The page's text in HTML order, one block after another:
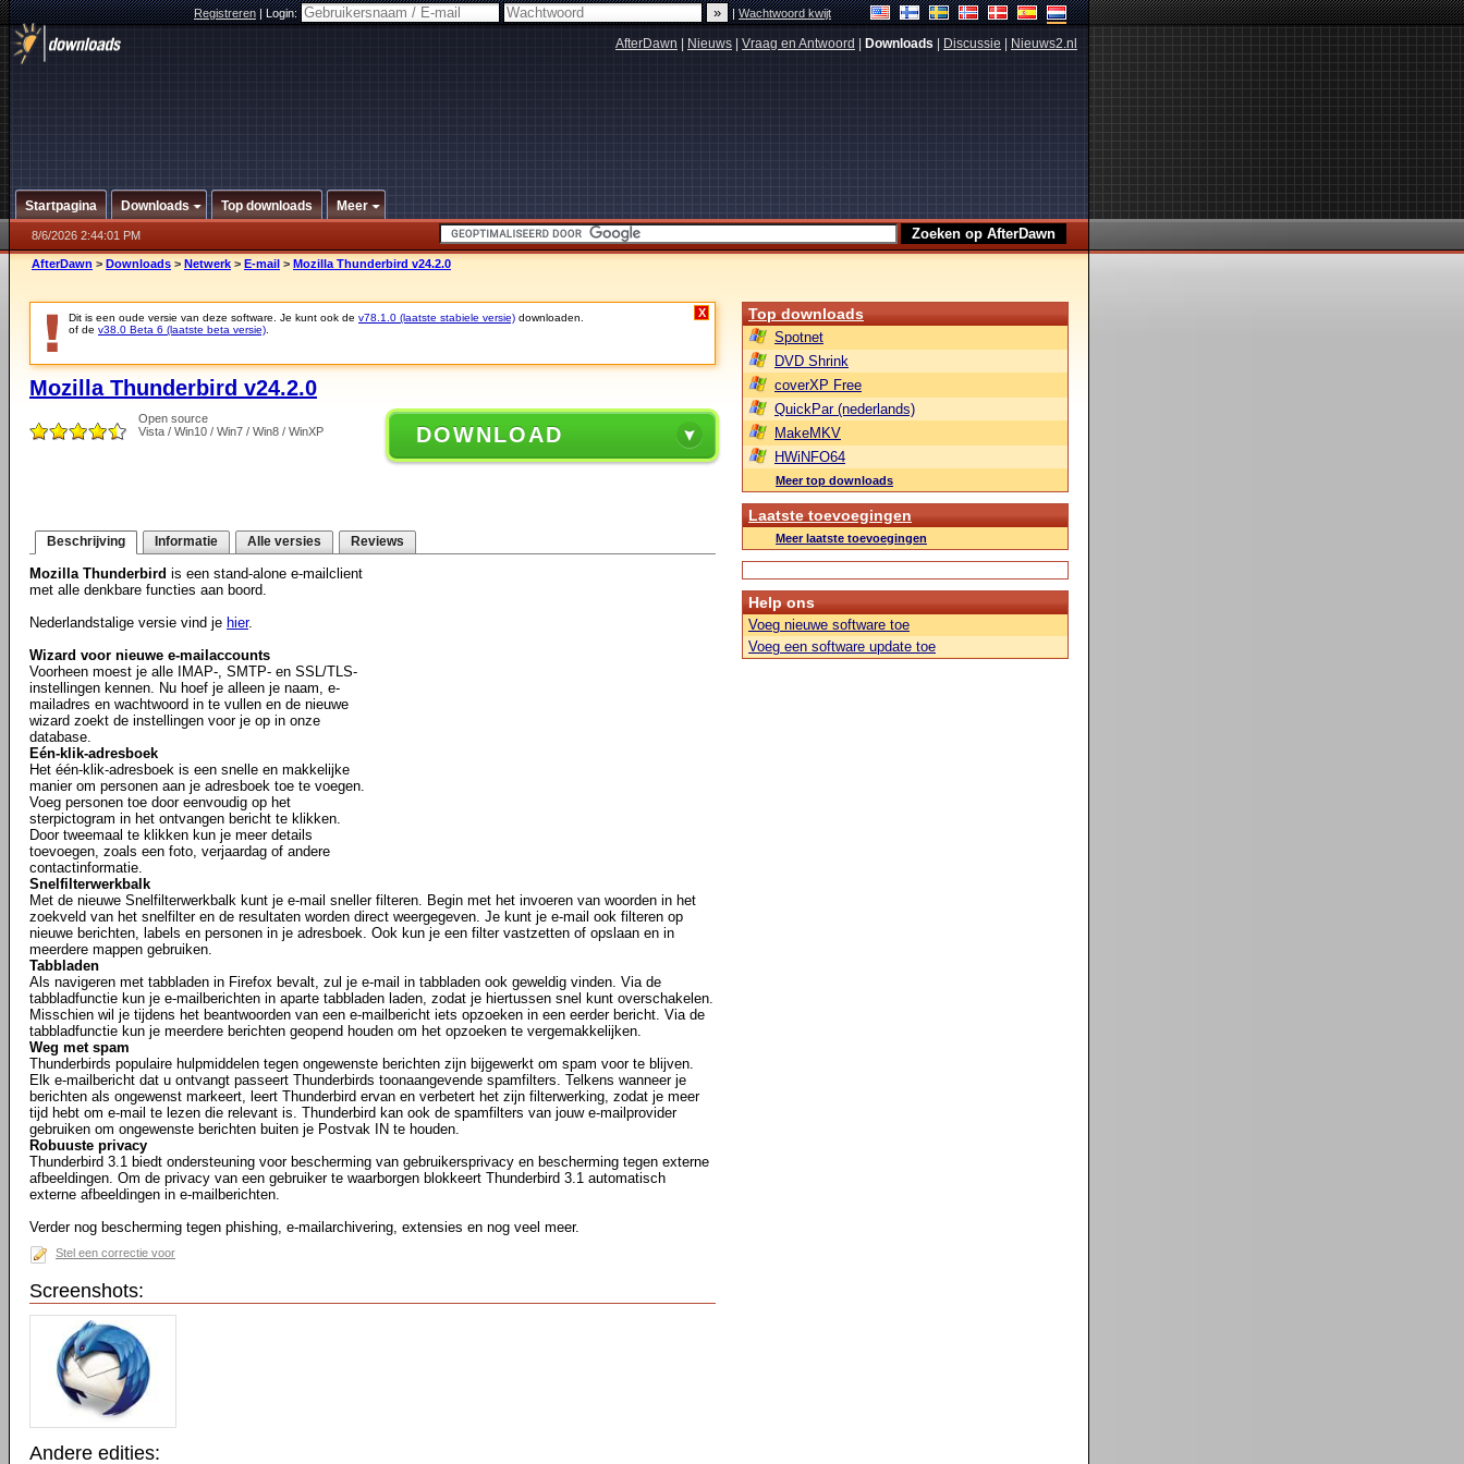
Registreren|Login: |Wachtwoord kwijt
AfterDawn Nieuws Vraag en Antwoord Downloads Discussie Nieuws2.nl
Startpagina Downloads Top downloads Meer
8/6/2026 2:44:01 PM
AfterDawn > Downloads > Netwerk > E-mail > Mozilla Thunderbird v24.2.0
Dit is een oude versie van deze software. Je kunt ook de v78.1.0 (laatste stabiele versie) downloaden.
of de v38.0 Beta 6 (laatste beta versie)
X
Mozilla Thunderbird v24.2.0
Open source
Vista / Win10 / Win7 / Win8 / WinXP
DOWNLOAD
Beschrijving Informatie Alle versies Reviews
Mozilla Thunderbird is een stand-alone e-mailclient
met alle denkbare functies aan boord.
Nederlandstalige versie vind je hier.
Wizard voor nieuwe e-mailaccounts
Voorheen moest je alle IMAP-, SMTP- en SSL/TLS-
instellingen kennen. Nu hoef je alleen je naam, e-
mailadres en wachtwoord in te vullen en de nieuwe
wizard zoekt de instellingen voor je op in onze
database.
Eén-klik-adresboek
Het één-klik-adresboek is een snelle en makkelijke
manier om personen aan je adresboek toe te voegen.
Voeg personen toe door eenvoudig op het
sterpictogram in het ontvangen bericht te klikken.
Door tweemaal te klikken kun je meer details
toevoegen, zoals een foto, verjaardag of andere
contactinformatie.
Snelfilterwerkbalk
Met de nieuwe Snelfilterwerkbalk kunt je e-mail sneller filteren. Begin met het invoeren van woorden in het
zoekveld van het snelfilter en de resultaten worden direct weergegeven. Je kunt je e-mail ook filteren op
nieuwe berichten, labels en personen in je adresboek. Ook kun je een filter vastzetten of opslaan en in
meerdere mappen gebruiken.
Tabbladen
Als navigeren met tabbladen in Firefox bevalt, zul je e-mail in tabbladen ook geweldig vinden. Via de
tabbladfunctie kun je e-mailberichten in aparte tabbladen laden, zodat je hiertussen snel kunt overschakelen.
Misschien wil je tijdens het beantwoorden van een e-mailbericht iets opzoeken in een eerder bericht. Via de
tabbladfunctie kun je meerdere berichten geopend houden om het opzoeken te vergemakkelijken.
Weg met spam
Thunderbirds populaire hulpmiddelen tegen ongewenste berichten zijn bijgewerkt om spam voor te blijven.
Elk e-mailbericht dat u ontvangt passeert Thunderbirds toonaangevende spamfilters. Telkens wanneer je
berichten als ongewenst markeert, leert Thunderbird ervan en verbetert het zijn filterwerking, zodat je meer
tijd hebt om e-mail te lezen die relevant is. Thunderbird kan ook de spamfilters van jouw e-mailprovider
gebruiken om ongewenste berichten buiten je Postvak IN te houden.
Robuuste privacy
Thunderbird 3.1 biedt ondersteuning voor bescherming van gebruikersprivacy en bescherming tegen externe
afbeeldingen. Om de privacy van een gebruiker te waarborgen blokkeert Thunderbird 3.1 automatisch
externe afbeeldingen in e-mailberichten.
Verder nog bescherming tegen phishing, e-mailarchivering, extensies en nog veel meer.
Stel een correctie voor
Screenshots:
Andere edities:
Top downloads
Spotnet
DVD Shrink
coverXP Free
QuickPar (nederlands)
MakeMKV
HWiNFO64
Meer top downloads
Laatste toevoegingen
Meer laatste toevoegingen
Help ons
Voeg nieuwe software toe
Voeg een software update toe